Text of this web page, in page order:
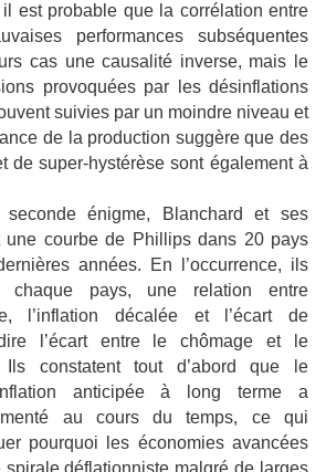
est probable que la corrélation entre
performances subséquentes
cas une causalité inverse, mais le
provoquées par les désinflations
suivies par un moindre niveau et
de la production suggère que des
de super-hystérèse sont également à
énigme, Blanchard et ses
une courbe de Phillips dans 20 pays
années. En l’occurrence, ils
chaque pays, une relation entre
l’inflation décalée et l’écart de
dire l’écart entre le chômage et le
Ils constatent tout d’abord que le
anticipée à long terme a
au cours du temps, ce qui
pourquoi les économies avancées